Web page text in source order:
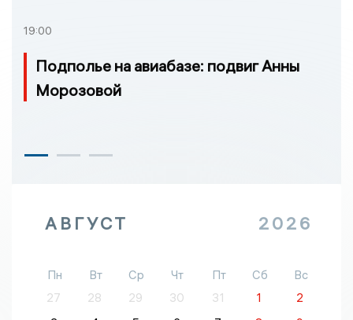
19:00
Подполье на авиабазе: подвиг Анны
Морозовой
АВГУСТ 2026
Пн Вт Ср Чт Пт Сб
Вс
27
28 29 30 31 1
2